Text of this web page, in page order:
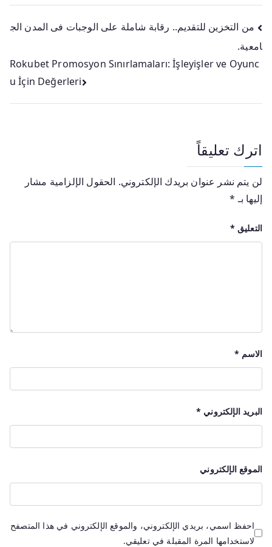
من التخزين للتقديم.. رقابة شاملة على الوجبات فى المدن الج
امعية.
Rokubet Promosyon Sınırlamaları: İşleyişler ve Oyunc
u İçin Değerleri
اترك تعليقاً
لن يتم نشر عنوان بريدك الإلكتروني. الحقول الإلزامية مشار
إليها بـ *
التعليق *
الاسم *
البريد الإلكتروني *
الموقع الإلكتروني
احفظ اسمي، بريدي الإلكتروني، والموقع الإلكتروني في هذا المتصفح
لاستخدامها المرة المقبلة في تعليقي.